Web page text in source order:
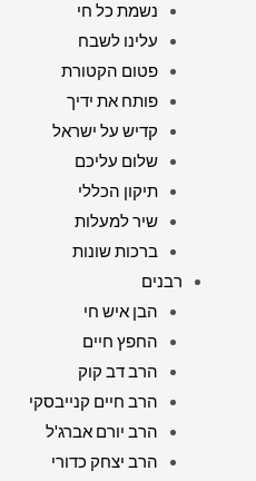
נשמת כל חי
עלינו לשבח
פטום הקטורת
פותח את ידיך
קדיש על ישראל
שלום עליכם
תיקון הכללי
שיר למעלות
ברכות שונות
רבנים
הבן איש חי
החפץ חיים
הרב דב קוק
הרב חיים קנייבסקי
הרב יורם אברג'ל
הרב יצחק כדורי